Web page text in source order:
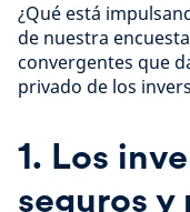
¿Qué está
de nuestra
convergentes que
privado de los
1. Los
seguros y